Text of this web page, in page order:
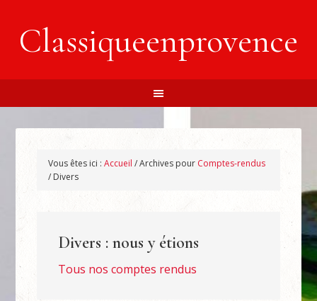
Classiqueenprovence
Vous êtes ici :Accueil /Archives pour Comptes-rendus
/ Divers
Divers : nous y étions
Tous nos comptes rendus